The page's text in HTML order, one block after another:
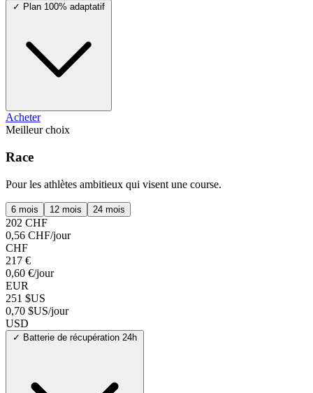
✓ Plan 100% adaptatif
Acheter
Meilleur choix
Race
Pour les athlètes ambitieux qui visent une course.
6 mois 12 mois 24 mois
202 CHF
0,56 CHF/jour
CHF
217 €
0,60 €/jour
EUR
251 $US
0,70 $US/jour
USD
✓ Batterie de récupération 24h